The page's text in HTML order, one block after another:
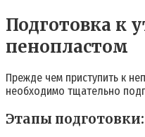
Подготовка к
пенопластом
Прежде чем приступить к
необходимо тщательно
Этапы подготовки: